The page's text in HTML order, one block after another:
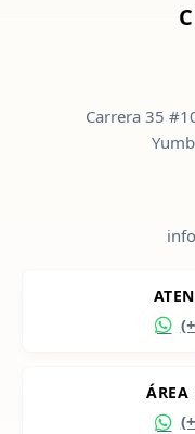
Carrera 35
ÁREA